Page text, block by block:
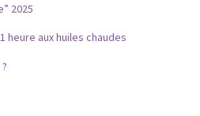
2025
heure aux huiles chaudes